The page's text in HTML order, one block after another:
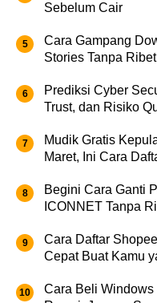
Sebelum Cair
Cara Gampang
Stories Tanpa Ribet
Prediksi Cyber
Trust, dan Risiko
Mudik Gratis
Maret, Ini Cara
Begini Cara Ganti
ICONNET Tanpa
Cara Daftar
Cepat Buat Kamu
Cara Beli Windows